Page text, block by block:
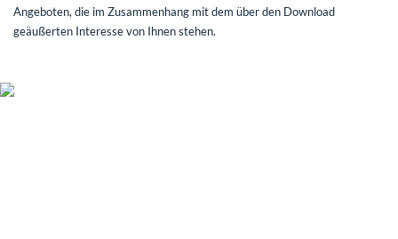
Angeboten, die im Zusammenhang mit dem über den Download
geäußerten Interesse von Ihnen stehen.